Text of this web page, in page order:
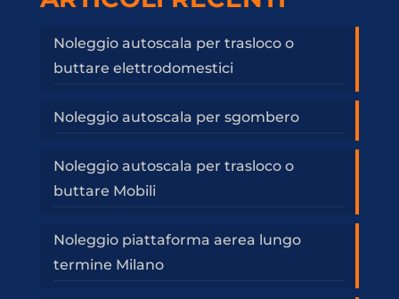
Noleggio autoscala per trasloco o
buttare elettrodomestici
Noleggio autoscala per sgombero
Noleggio autoscala per trasloco o
buttare Mobili
Noleggio piattaforma aerea lungo
termine Milano